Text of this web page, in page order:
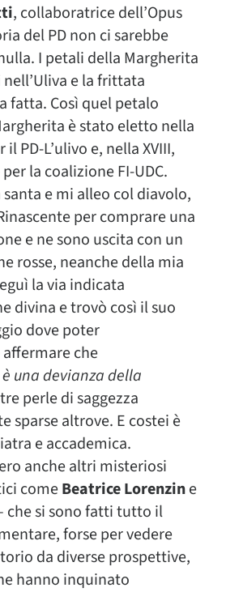
, collaboratrice dell’Opus
del PD non ci sarebbe
I petali della Margherita
e la frittata
fatta. Così quel petalo
è stato eletto nella
PD-L’ulivo e, nella XVIII,
la coalizione FI-UDC.
santa e mi alleo col diavolo,
per comprare una
e ne sono uscita con un
rosse, neanche della mia
la via indicata
divina e trovò così il suo
dove poter
che
una devianza della
perle di saggezza
sparse altrove. E costei è
e accademica.
anche altri misteriosi
comeBeatrice Lorenzine
che si sono fatti tutto il
forse per vedere
da diverse prospettive,
hanno inquinato